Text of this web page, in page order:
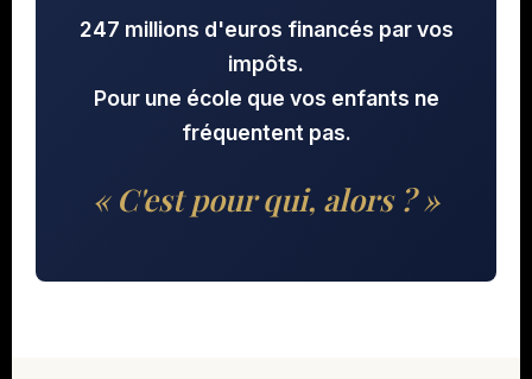
247 millions d'euros financés par vos
impôts.
Pour une école que vos enfants ne
fréquentent pas.
« C'est pour qui, alors ? »